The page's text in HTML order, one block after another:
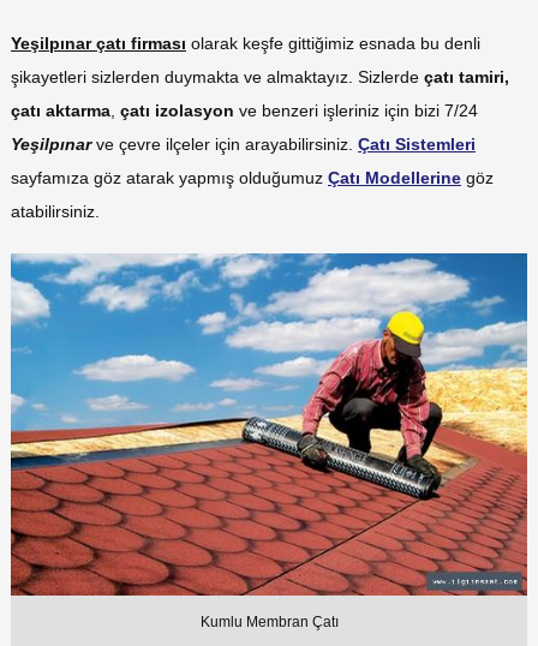
Yeşilpınar çatı firması olarak keşfe gittiğimiz esnada bu denli
şikayetleri sizlerden duymakta ve almaktayız. Sizlerde çatı tamiri,
çatı aktarma çatı izolasyon ve benzeri işleriniz için bizi 7/24
Yeşilpınarve çevre ilçeler için arayabilirsiniz. Çatı Sistemleri
sayfamıza göz atarak yapmış olduğumuz Çatı Modellerine göz
atabilirsiniz.
Kumlu Membran Çatı